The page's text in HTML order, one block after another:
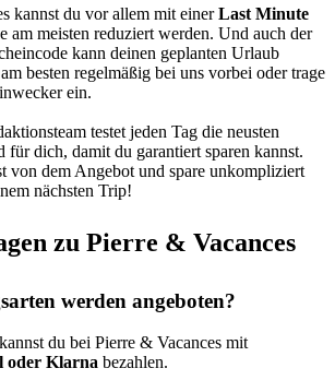
kannst du vor allem mit einerLast Minute
am meisten reduziert werden. Und auch der
kann deinen geplanten Urlaub
besten regelmäßig bei uns vorbei oder trage
ein.
testet jeden Tag die neusten
für dich, damit du garantiert sparen kannst.
von dem Angebot und spare unkompliziert
nächsten Trip!
zu Pierre & Vacances
werden angeboten?
du bei Pierre & Vacances mit
oder Klarna bezahlen.